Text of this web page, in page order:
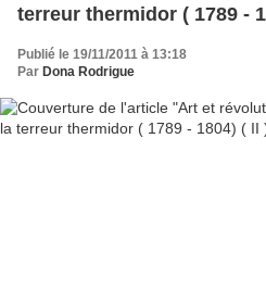
terreur thermidor ( 1789 -
Publié le 19/11/2011 à 13:18
Par Dona Rodrigue